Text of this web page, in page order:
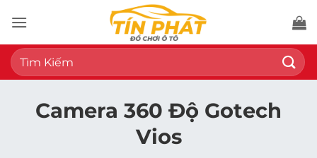
qua
nội
dung
Tìm
kiếm:
Camera 360 Độ Gotech
Vios